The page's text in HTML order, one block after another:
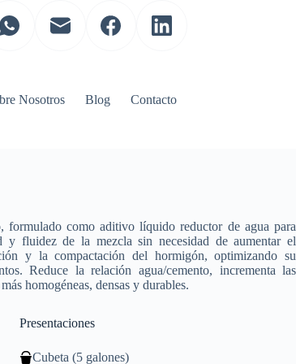
Nosotros Blog Contacto
formulado como aditivo líquido reductor de agua para
y fluidez de la mezcla sin necesidad de aumentar el
y la compactación del hormigón, optimizando su
Reduce la relación agua/cemento, incrementa las
homogéneas, densas y durables.
Presentaciones
Cubeta (5 galones)